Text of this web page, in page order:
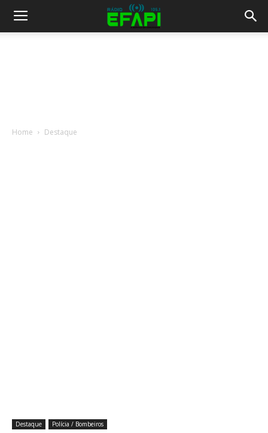
Home Destaque
Destaque Polícia / Bombeiros